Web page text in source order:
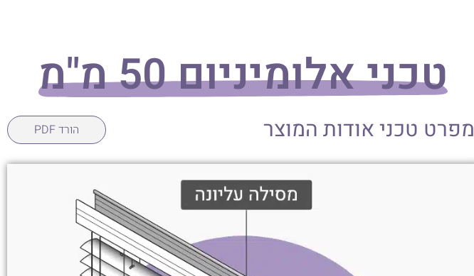
טכני אלומיניום 50 מ"מ
מפרט טכני אודות המוצר הורד PDF